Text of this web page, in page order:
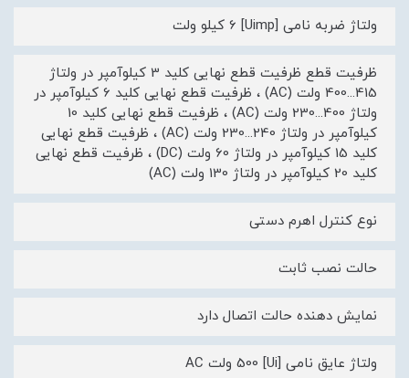
ولتاژ ضربه نامی [Uimp] 6 کیلو ولت
ظرفیت قطع ظرفیت قطع نهایی کلید 3 کیلوآمپر در ولتاژ
415...400 ولت (AC) ، ظرفیت قطع نهایی کلید 6 کیلوآمپر در
ولتاژ 400...230 ولت (AC) ، ظرفیت قطع نهایی کلید 10
کیلوآمپر در ولتاژ 240...230 ولت (AC) ، ظرفیت قطع نهایی
کلید 15 کیلوآمپر در ولتاژ 60 ولت (DC) ، ظرفیت قطع نهایی
کلید 20 کیلوآمپر در ولتاژ 130 ولت (AC)
نوع کنترل اهرم دستی
حالت نصب ثابت
نمایش دهنده حالت اتصال دارد
ولتاژ عایق نامی [Ui] 500 ولت AC